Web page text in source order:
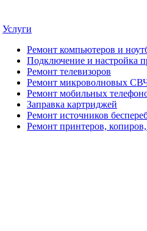
Услуги
Ремонт компьютеров и
Подключение и настройка
Ремонт телевизоров
Ремонт микроволновых
Ремонт мобильных
Заправка картриджей
Ремонт источников
Ремонт принтеров,